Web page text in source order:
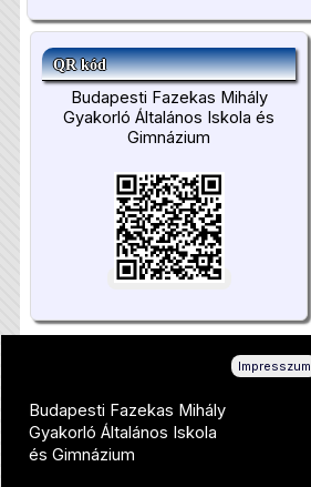
QR kód
Budapesti Fazekas Mihály
Gyakorló Általános Iskola és
Gimnázium
Impresszum
Budapesti Fazekas Mihály
Gyakorló Általános Iskola
és Gimnázium